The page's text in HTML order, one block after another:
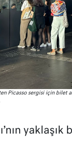
Picasso sergisi için bilet